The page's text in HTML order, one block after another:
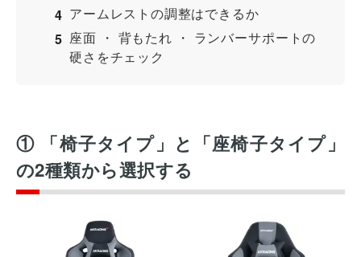
アームレストの調整はできるか
座面 ・ 背もたれ ・ ランバーサポートの
硬さをチェック
① 「椅子タイプ」と「座椅子タイプ」
の2種類から選択する
オフィスレイアウト、移転・納期
や
お気軽にご相談ください！
お問合せ・見積依頼をする